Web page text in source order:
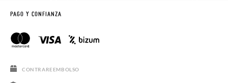
PAGO Y CONFIANZA
CONTRAREEMBOLSO